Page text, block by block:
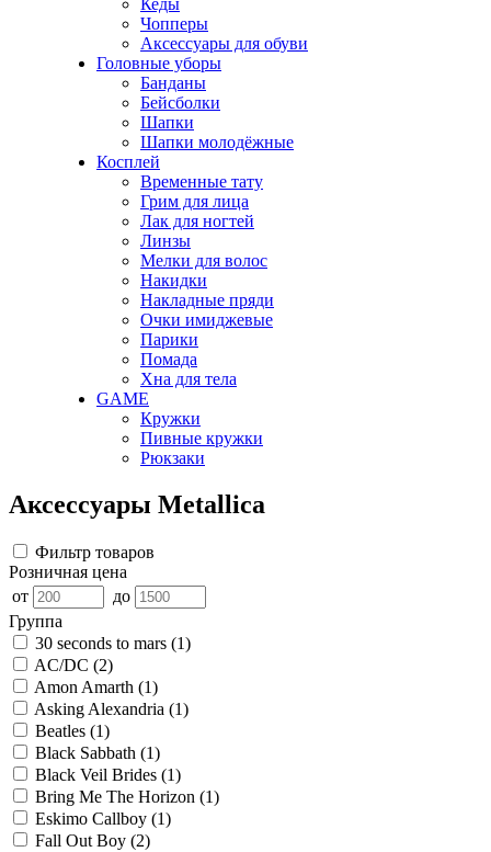
Чопперы
Аксессуары для обуви
Головные уборы
Банданы
Бейсболки
Шапки
Шапки молодёжные
Косплей
Временные тату
Грим для лица
Лак для ногтей
Линзы
Мелки для волос
Накидки
Накладные пряди
Очки имиджевые
Парики
Помада
Хна для тела
GAME
Кружки
Пивные кружки
Рюкзаки
Аксессуары Metallica
Фильтр товаров
Розничная цена
от
до
Группа
30 seconds to mars (1)
AC/DC (2)
Amon Amarth (1)
Asking Alexandria (1)
Beatles (1)
Black Sabbath (1)
Black Veil Brides (1)
Bring Me The Horizon (1)
Eskimo Callboy (1)
Fall Out Boy (2)